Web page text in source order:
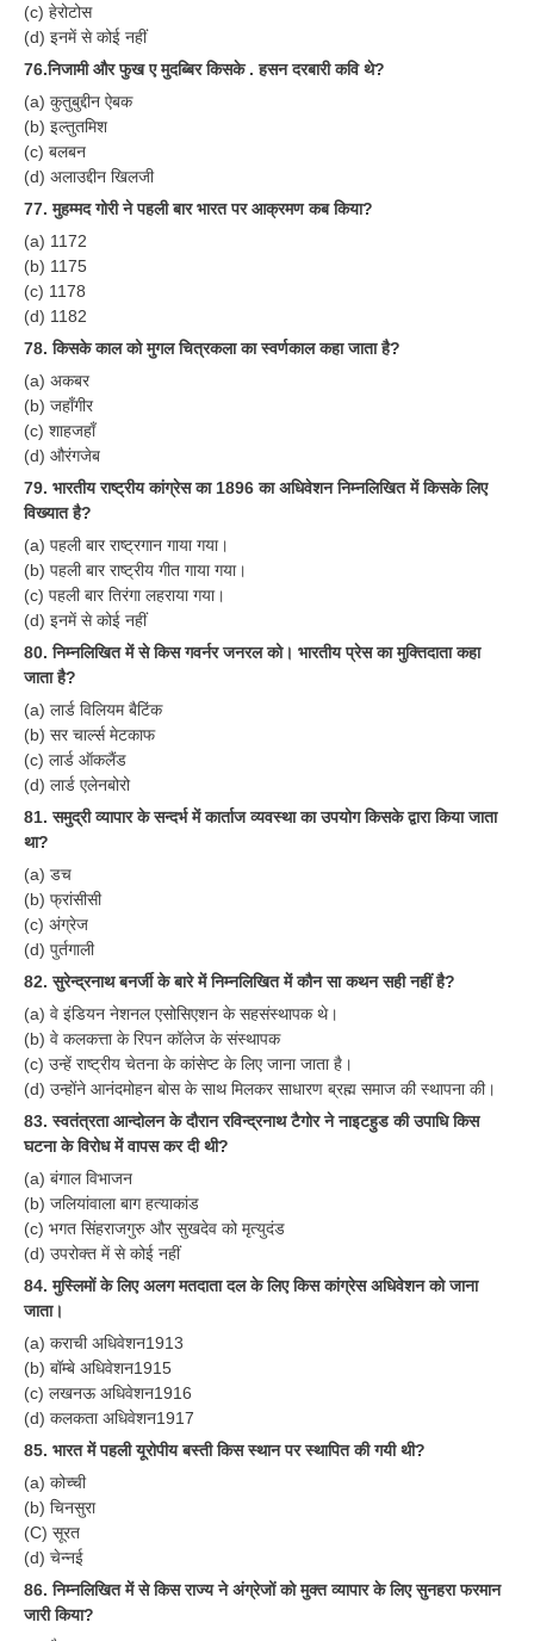
ALP Model Questions
ALP Notification
Psychological Tests
RRB NTPC
RRB NTPC PDF Notes
RRB NTPC PAPERS
RRB NTPC Notification 2025
RRB NTPC (CBT-1) Exam
RRB NTPC (CBT-2) Exam
RRB NTPC Eligibility
RRB NTPC Medical Standards
RRB NTPC रेल्वे भर्ती बोर्ड
JE
RRB जूनियर इंजीनियर
RRB Junior Engineer Papers
Group-D
Group-D Exam Paper
रेलवे ग्रुप -डी परीक्षा
PAPERS
RRB NTPC (Tier-1) Papers
RRB NTPC (Tier-1) परीक्षा पेपर
RRB ALP Exam Papers
ALP Psychological Tests
Mock Test for Junior Engineers
RRB Online Exams Sample Test
GK Papers
PARAMEDICAL
PARAMEDICAL PDF Study Notes
PARAMEDICAL Syllabus
PARAMEDICAL Apply Online
(c) हेरोटोस
(d) इनमें से कोई नहीं
76.निजामी और फुख ए मुदब्बिर किसके . हसन दरबारी कवि थे?
(a) कुतुबुद्दीन ऐबक
(b) इल्तुतमिश
(c) बलबन
(d) अलाउद्दीन खिलजी
77. मुहम्मद गोरी ने पहली बार भारत पर आक्रमण कब किया?
(a) 1172
(b) 1175
(c) 1178
(d) 1182
78. किसके काल को मुगल चित्रकला का स्वर्णकाल कहा जाता है?
(a) अकबर
(b) जहाँगीर
(c) शाहजहाँ
(d) औरंगजेब
79. भारतीय राष्ट्रीय कांग्रेस का 1896 का अधिवेशन निम्नलिखित में किसके लिए
विख्यात है?
(a) पहली बार राष्ट्रगान गाया गया।
(b) पहली बार राष्ट्रीय गीत गाया गया।
(c) पहली बार तिरंगा लहराया गया।
(d) इनमें से कोई नहीं
80. निम्नलिखित में से किस गवर्नर जनरल को। भारतीय प्रेस का मुक्तिदाता कहा
जाता है?
(a) लार्ड विलियम बैटिंक
(b) सर चार्ल्स मेटकाफ
(c) लार्ड ऑकलैंड
(d) लार्ड एलेनबोरो
81. समुद्री व्यापार के सन्दर्भ में कार्ताज व्यवस्था का उपयोग किसके द्वारा किया जाता
था?
(a) डच
(b) फ्रांसीसी
(c) अंग्रेज
(d) पुर्तगाली
82. सुरेन्द्रनाथ बनर्जी के बारे में निम्नलिखित में कौन सा कथन सही नहीं है?
(a) वे इंडियन नेशनल एसोसिएशन के सहसंस्थापक थे।
(b) वे कलकत्ता के रिपन कॉलेज के संस्थापक
(c) उन्हें राष्ट्रीय चेतना के कांसेप्ट के लिए जाना जाता है।
(d) उन्होंने आनंदमोहन बोस के साथ मिलकर साधारण ब्रह्म समाज की स्थापना की।
83. स्वतंत्रता आन्दोलन के दौरान रविन्द्रनाथ टैगोर ने नाइटहुड की उपाधि किस
घटना के विरोध में वापस कर दी थी?
(a) बंगाल विभाजन
(b) जलियांवाला बाग हत्याकांड
(c) भगत सिंहराजगुरु और सुखदेव को मृत्युदंड
(d) उपरोक्त में से कोई नहीं
84. मुस्लिमों के लिए अलग मतदाता दल के लिए किस कांग्रेस अधिवेशन को जाना
जाता।
(a) कराची अधिवेशन1913
(b) बॉम्बे अधिवेशन1915
(c) लखनऊ अधिवेशन1916
(d) कलकता अधिवेशन1917
85. भारत में पहली यूरोपीय बस्ती किस स्थान पर स्थापित की गयी थी?
(a) कोच्ची
(b) चिनसुरा
(C) सूरत
(d) चेन्नई
86. निम्नलिखित में से किस राज्य ने अंग्रेजों को मुक्त व्यापार के लिए सुनहरा फरमान
जारी किया?